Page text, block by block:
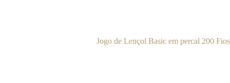
Jogo de Lençol Basic em percal 200